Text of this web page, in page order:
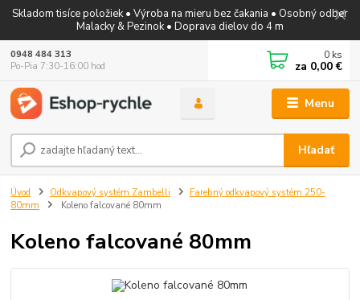
Skladom tisíce položiek • Výroba na mieru bez čakania • Osobný odber
Malacky & Pezinok • Doprava dielov do 4 m
Menu
Hľadať
0948 484 313
Po-Pia 7:30-16:00 hod
0 ks
za 0,00 €
Úvod Odkvapový systém Zambelli
Farebný odkvapový systém 250-
80mm
Koleno falcované 80mm
Koleno falcované 80mm